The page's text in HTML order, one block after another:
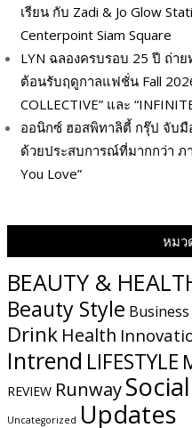
เรียน กับ Zadi & Jo Glow
Centerpoint Siam Square
LYN ฉลองครบรอบ 25 ปี ถ่าย
ต้อนรับฤดูกาลแฟชั่น Fall
COLLECTIVE” และ
ออนิกซ์ ฮอสพิทาลิตี้ กรุ๊ป จับมื
ด้วยประสบการณ์ที่มากกว่า ภ
You Love”
หมว
BEAUTY &
Beauty Style Business
Drink Health
Intrend LIFESTYLE
REVIEW RunwaySocial
Uncategorized Updates